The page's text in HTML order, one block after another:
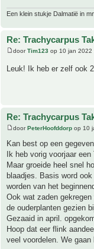
Een klein stukje Dalmatië in
Re: Trachycarpus
doorTim123 op 10 jan 2022
Leuk! Ik heb er zelf ook
Re: Trachycarpus
doorPeterHoofddorp op 10
Kan best op een
Ik heb vorig voorjaar
Maar groeide heel snel
blaadjes. Basis word
worden van het
Ook wat zaden
de ouderplanten gezien
Gezaaid in april.
Hoop dat eer flink
veel voordelen. We gaan